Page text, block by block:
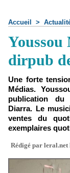
Accueil >
Youssou
dirpub
Une forte
Médias.
publication du
Diarra. Le
ventes du
exemplaires
Rédigé par leral.net